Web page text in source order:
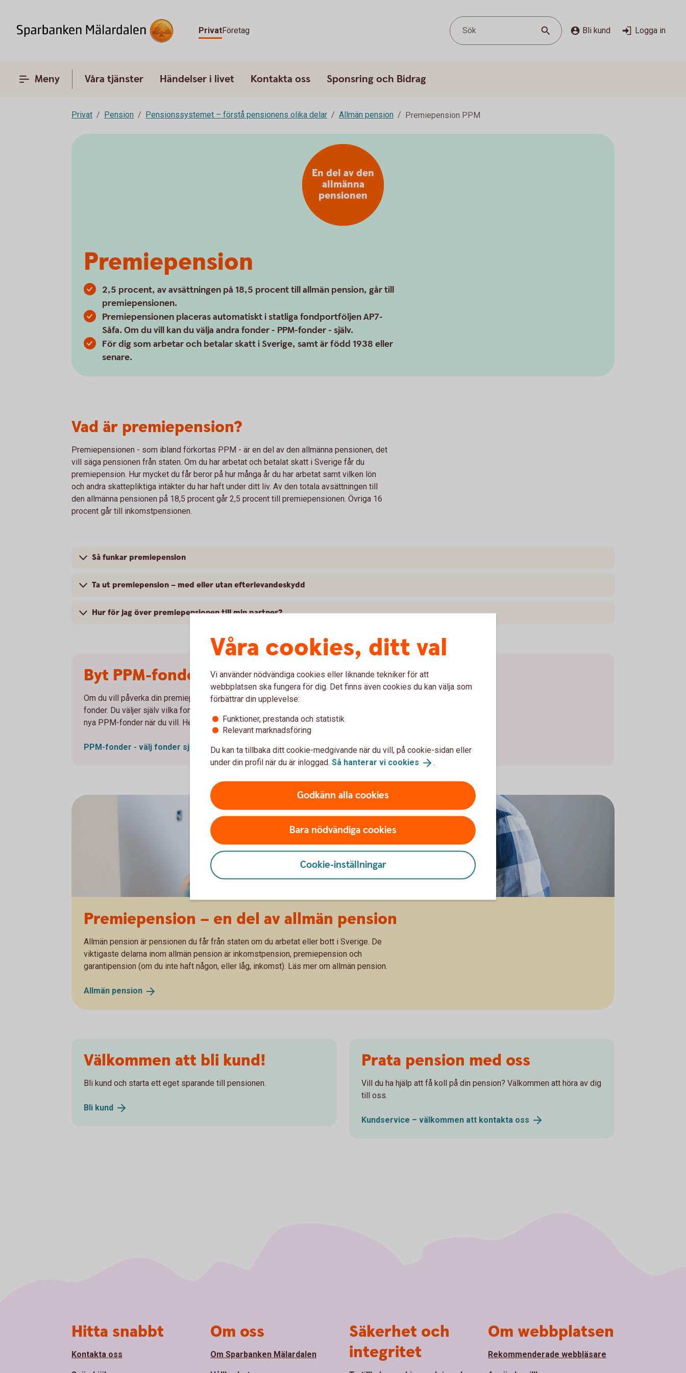
PrivatFöretag Sök Bli kund Logga in
Meny Våra tjänster Händelser i livet Kontakta oss Sponsring och Bidrag
Privat Pension Pensionssystemet – förstå pensionens olika delar Allmän pension Premiepension PPM
Premiepension
2,5 procent, av avsättningen på 18,5 procent till allmän pension, går till
premiepensionen.
Premiepensionen placeras automatiskt i statliga fondportföljen AP7-
Såfa. Om du vill kan du välja andra fonder - PPM-fonder - själv.
För dig som arbetar och betalar skatt i Sverige, samt är född 1938 eller
senare.
En del av den
allmänna
pensionen
Vad är premiepension?
Premiepensionen - som ibland förkortas PPM - är en del av den allmänna pensionen, det
vill säga pensionen från staten. Om du har arbetat och betalat skatt i Sverige får du
premiepension. Hur mycket du får beror på hur många år du har arbetat samt vilken lön
och andra skattepliktiga intäkter du har haft under ditt liv. Av den totala avsättningen till
den allmänna pensionen på 18,5 procent går 2,5 procent till premiepensionen. Övriga 16
procent går till inkomstpensionen.
Så funkar premiepension
Ta ut premiepension – med eller utan efterlevandeskydd
Hur för jag över premiepensionen till min partner?
Byt PPM-fonder – påverka din premiepension
Om du vill påverka din premiepension kan du enkelt byta från AP7 Såfa till andra PPM-
fonder. Du väljer själv vilka fonder du vill byta till, hos Pensionsmyndigheten. Du kan välja
nya PPM-fonder när du vill. Helt utan kostnad! Läs mer om hur du byter fonderna.
PPM-fonder - välj fonder själv
Premiepension – en del av allmän pension
Allmän pension är pensionen du får från staten om du arbetat eller bott i Sverige. De
viktigaste delarna inom allmän pension är inkomstpension, premiepension och
garantipension (om du inte haft någon, eller låg, inkomst). Läs mer om allmän pension.
Allmän pension
Välkommen att bli kund!
Bli kund och starta ett eget sparande till pensionen.
Bli kund
Prata pension med oss
Vill du ha hjälp att få koll på din pension? Välkommen att höra av dig
till oss.
Kundservice – välkommen att kontakta oss
Våra cookies, ditt val
Vi använder nödvändiga cookies eller liknande tekniker för att
webbplatsen ska fungera för dig. Det finns även cookies du kan välja som
förbättrar din upplevelse:
Funktioner, prestanda och statistik
Relevant marknadsföring
Du kan ta tillbaka ditt cookie-medgivande när du vill, på cookie-sidan eller
under din profil när du är inloggad. Så hanterar vi cookies .
Godkänn alla cookies
Bara nödvändiga cookies
Cookie-inställningar
Hitta snabbt
Kontakta oss
Om oss
Om Sparbanken Mälardalen
Säkerhet och
integritet
Om webbplatsen
Rekommenderade webbläsare